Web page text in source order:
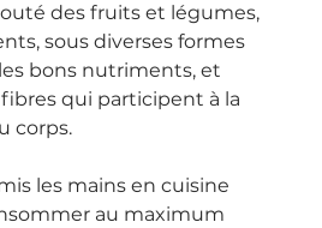
des fruits et légumes,
sous diverses formes
bons nutriments, et
qui participent à la
corps.
les mains en cuisine
au maximum